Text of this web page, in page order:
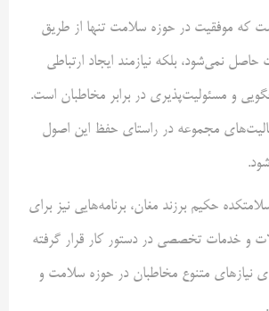
که موفقیت در حوزه سلامت تنها از طریق
نمی‌شود، بلکه نیازمند ایجاد ارتباطی
و مسئولیت‌پذیری در برابر مخاطبان است.
مجموعه در راستای حفظ این اصول
حکیم برزند مغان، برنامه‌هایی نیز برای
و خدمات تخصصی در دستور کار قرار گرفته
نیازهای متنوع مخاطبان در حوزه سلامت و